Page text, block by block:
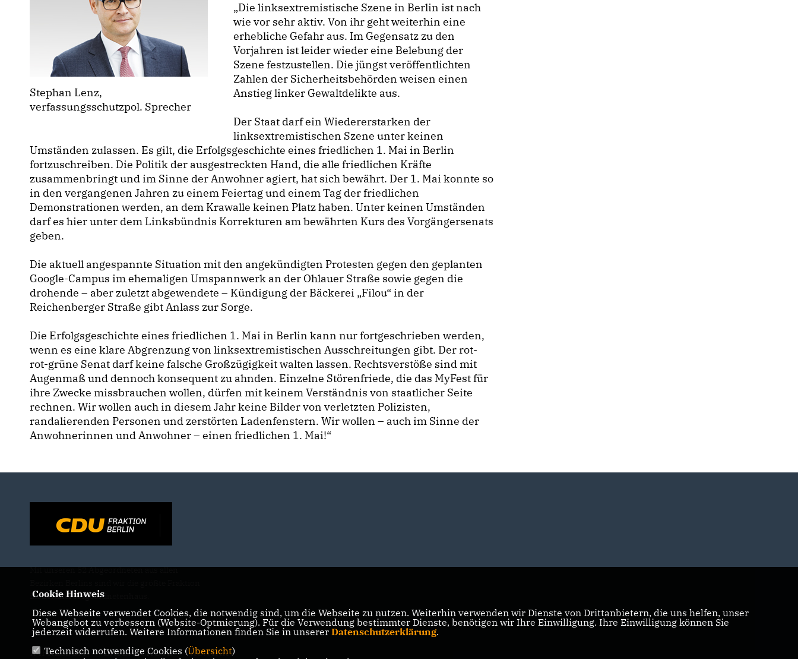
Stephan Lenz,
verfassungsschutzpol. Sprecher
Die linksextremistische Szene in Berlin ist nach
wie vor sehr aktiv. Von ihr geht weiterhin eine
erhebliche Gefahr aus. Im Gegensatz zu den
Vorjahren ist leider wieder eine Belebung der
Szene festzustellen. Die jüngst veröffentlichten
Zahlen der Sicherheitsbehörden weisen einen
Anstieg linker Gewaltdelikte aus.
Der Staat darf ein Wiedererstarken der
linksextremistischen Szene unter keinen
Umständen zulassen. Es gilt, die Erfolgsgeschichte eines friedlichen 1. Mai in Berlin
fortzuschreiben. Die Politik der ausgestreckten Hand, die alle friedlichen Kräfte
zusammenbringt und im Sinne der Anwohner agiert, hat sich bewährt. Der 1. Mai konnte so
in den vergangenen Jahren zu einem Feiertag und einem Tag der friedlichen
Demonstrationen werden, an dem Krawalle keinen Platz haben. Unter keinen Umständen
darf es hier unter dem Linksbündnis Korrekturen am bewährten Kurs des Vorgängersenats
geben.
Die aktuell angespannte Situation mit den angekündigten Protesten gegen den geplanten
Google-Campus im ehemaligen Umspannwerk an der Ohlauer Straße sowie gegen die
drohende – aber zuletzt abgewendete – Kündigung der Bäckerei „Filou“ in der
Reichenberger Straße gibt Anlass zur Sorge.
Die Erfolgsgeschichte eines friedlichen 1. Mai in Berlin kann nur fortgeschrieben werden,
wenn es eine klare Abgrenzung von linksextremistischen Ausschreitungen gibt. Der rot-
rot-grüne Senat darf keine falsche Großzügigkeit walten lassen. Rechtsverstöße sind mit
Augenmaß und dennoch konsequent zu ahnden. Einzelne Störenfriede, die das MyFest für
ihre Zwecke missbrauchen wollen, dürfen mit keinem Verständnis von staatlicher Seite
rechnen. Wir wollen auch in diesem Jahr keine Bilder von verletzten Polizisten,
randalierenden Personen und zerstörten Ladenfenstern. Wir wollen – auch im Sinne der
Anwohnerinnen und Anwohner – einen friedlichen 1. Mai!“
Mit unseren 52 Abgeordneten aus allen
im Berliner Abgeordnetenhaus.
IMPRESSUM DATENSCHUTZ KONTAKT
Cookie Hinweis
Diese Webseite verwendet Cookies, die notwendig sind, um die Webseite zu nutzen. Weiterhin verwenden wir Dienste von Drittanbietern, die uns helfen, unser
Webangebot zu verbessern (Website-Optmierung). Für die Verwendung bestimmter Dienste, benötigen wir Ihre Einwilligung. Ihre Einwilligung können Sie
jederzeit widerrufen. Weitere Informationen finden Sie in unserer Datenschutzerklärung.
Technisch notwendige Cookies (Übersicht)